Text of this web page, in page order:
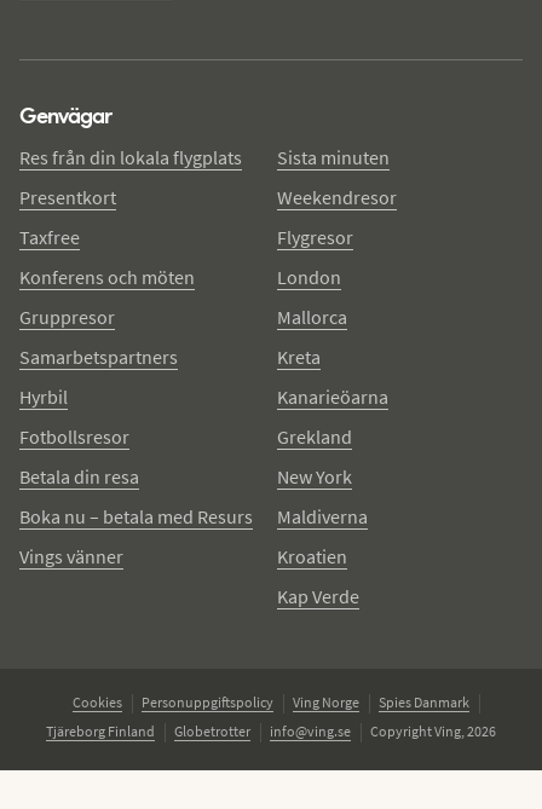
Genvägar
Res från din lokala flygplats
Presentkort
Taxfree
Konferens och möten
Gruppresor
Samarbetspartners
Hyrbil
Fotbollsresor
Betala din resa
Boka nu – betala med Resurs
Vings vänner
Sista minuten
Weekendresor
Flygresor
London
Mallorca
Kreta
Kanarieöarna
Grekland
New York
Maldiverna
Kroatien
Kap Verde
Cookies Personuppgiftspolicy Ving Norge
Spies Danmark
Tjäreborg Finland
Globetrotter info@ving.se Copyright Ving, 2026